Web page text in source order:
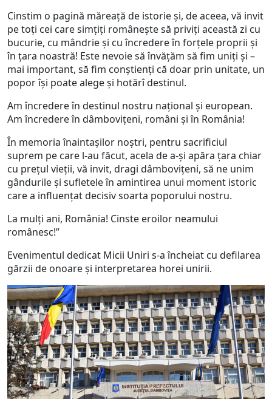
Cinstim o pagină măreață de istorie și, de aceea, vă invit
pe toți cei care simțiți românește să priviți această zi cu
bucurie, cu mândrie și cu încredere în forțele proprii și
în țara noastră! Este nevoie să învățăm să fim uniți și –
mai important, să fim conștienți că doar prin unitate, un
popor își poate alege și hotărî destinul.
Am încredere în destinul nostru național și european.
Am încredere în dâmbovițeni, români și în România!
În memoria înaintașilor noștri, pentru sacrificiul
suprem pe care l-au făcut, acela de a-și apăra țara chiar
cu prețul vieții, vă invit, dragi dâmbovițeni, să ne unim
gândurile și sufletele în amintirea unui moment istoric
care a influențat decisiv soarta poporului nostru.
La mulți ani, România! Cinste eroilor neamului
românesc!”
Evenimentul dedicat Micii Uniri s-a încheiat cu defilarea
gărzii de onoare și interpretarea horei unirii.